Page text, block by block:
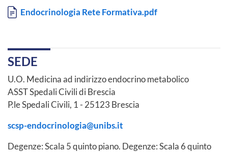
Documento
Endocrinologia Rete Formativa.pdf
SEDE
U.O. Medicina ad indirizzo endocrino metabolico
ASST Spedali Civili di Brescia
P.le Spedali Civili, 1 - 25123 Brescia
scsp-endocrinologia@unibs.it
Degenze: Scala 5 quinto piano. Degenze: Scala 6 quinto